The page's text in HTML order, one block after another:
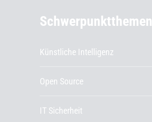
Schwerpunktthemen
Künstliche Intelligenz
Open Source
IT Sicherheit